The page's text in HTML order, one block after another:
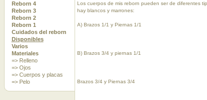
Reborn 4
Reborn 3
Reborn 2
Reborn 1
Cuidados del reborn
Disponibles
Varios
Materiales
=> Relleno
=> Ojos
=> Cuerpos y placas
=> Pelo
Los cuerpos de mis reborn pueden ser de diferentes
hay blancos y marrones:
A) Brazos 1/1 y Piernas 1/1
B) Brazos 3/4 y piernas 1/1
Brazos 3/4 y Piernas 3/4